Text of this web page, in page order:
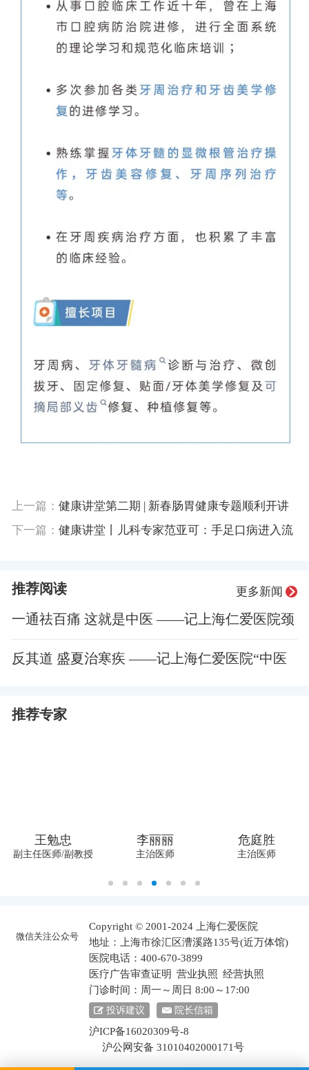
上一篇： 健康讲堂第二期 | 新春肠胃健康专题顺利开讲
下一篇： 健康讲堂丨儿科专家范亚可：手足口病进入流
推荐阅读 更多新闻
一通祛百痛 这就是中医 ——记上海仁爱医院颈
肩腰腿痛中医治疗专题讲座
反其道 盛夏治寒疾 ——记上海仁爱医院“中医
推荐专家
王勉忠
副主任医师/副教授
李丽丽
主治医师
危庭胜
主治医师
微信关注公众号
Copyright © 2001-2024 上海仁爱医院
地址：上海市徐汇区漕溪路135号(近万体馆)
医院电话：400-670-3899
医疗广告审查证明 营业执照 经营执照
门诊时间：周一～周日 8:00～17:00
投诉建议 院长信箱
沪ICP备16020309号-8
沪公网安备 31010402000171号